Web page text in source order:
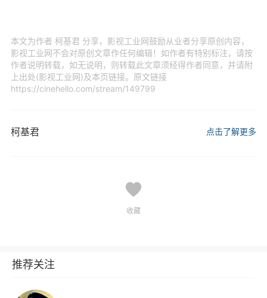
本文为作者 柯基君 分享，影视工业网鼓励从业者分享原创内容，
影视工业网不会对原创文章作任何编辑！如作者有特别标注，请按
作者说明转载，如无说明，则转载此文章须经得作者同意，并请附
上出处(影视工业网)及本页链接。原文链接
https://cinehello.com/stream/149799
柯基君 点击了解更多
收藏
推荐关注